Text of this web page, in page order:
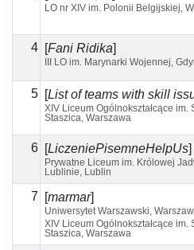
LO nr XIV im. Polonii Belgijskiej,
4 [Fani Ridika]
III LO im. Marynarki Wojennej,
5 [List of teams with skill
XIV Liceum Ogólnokształcące im.
Staszica, Warszawa
6 [LiczeniePisemneHelpUs]
Prywatne Liceum im. Królowej
Lublinie, Lublin
7 [marmar]
Uniwersytet Warszawski,
XIV Liceum Ogólnokształcące im.
Staszica, Warszawa